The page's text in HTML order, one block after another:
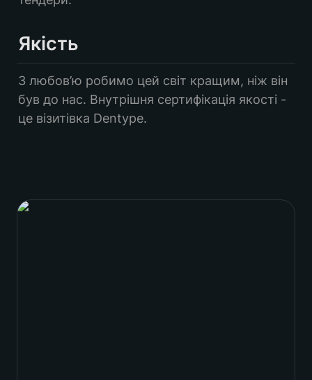
Якість
З любов’ю робимо цей світ кращим, ніж він
був до нас. Внутрішня сертифікація якості -
це візитівка Dentype.
Сергій Ємець